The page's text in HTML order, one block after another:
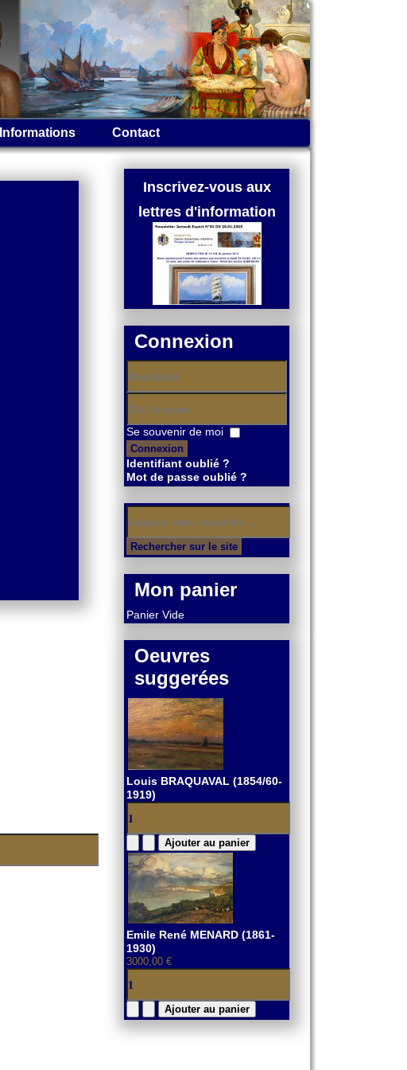
Informations Contact
Inscrivez-vous aux
lettres d'information
Connexion
Mot
de
passe
Se souvenir de moi
Connexion
Identifiant oublié ?
Mot de passe oublié ?
Mon panier
Panier Vide
Oeuvres
suggerées
Louis BRAQUAVAL (1854/60-
1919)
Emile René MENARD (1861-
1930)
3000,00 €